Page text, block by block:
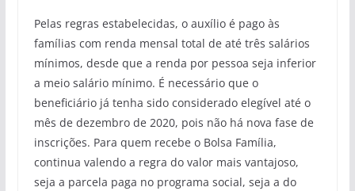
Pelas regras estabelecidas, o auxílio é pago às
famílias com renda mensal total de até três salários
mínimos, desde que a renda por pessoa seja inferior
a meio salário mínimo. É necessário que o
beneficiário já tenha sido considerado elegível até o
mês de dezembro de 2020, pois não há nova fase de
inscrições. Para quem recebe o Bolsa Família,
continua valendo a regra do valor mais vantajoso,
seja a parcela paga no programa social, seja a do